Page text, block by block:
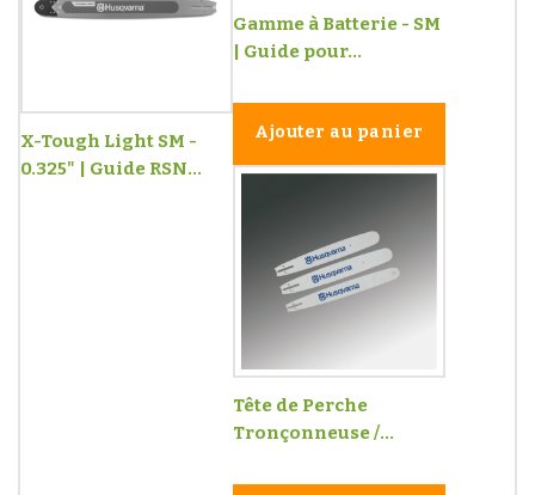
X-Tough Light SM -
0.325" | Guide RSN...
Gamme à Batterie - SM
| Guide pour...
Ajouter au panier
Tête de Perche
Tronçonneuse /...